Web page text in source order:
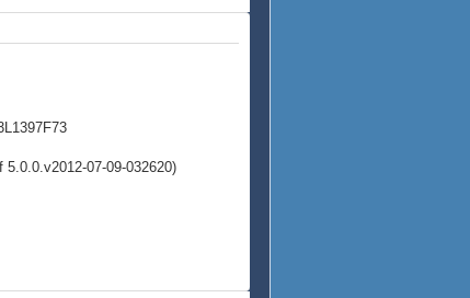
07-09-032620)